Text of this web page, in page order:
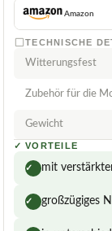
Amazon
TECHNISCHE
Witterungsfest
Zubehör für die
Gewicht
✓ VORTEILE
✓ mit
✓ großzügiges